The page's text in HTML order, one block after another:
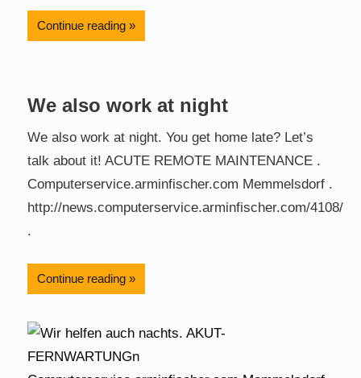
Continue reading
We also work at night
We also work at night. You get home late? Let’s
talk about it! ACUTE REMOTE MAINTENANCE .
Computerservice.arminfischer.com Memmelsdorf .
http://news.computerservice.arminfischer.com/4108/
.
Continue reading